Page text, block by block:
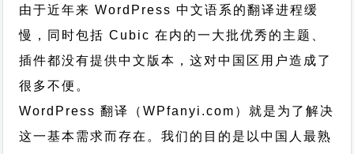
由于近年来 WordPress 中文语系的翻译进程缓
慢，同时包括 Cubic 在内的一大批优秀的主题、
插件都没有提供中文版本，这对中国区用户造成了
很多不便。
WordPress 翻译（WPfanyi.com） 就是为了解决
这一基本需求而存在。我们的目的是以中国人最熟